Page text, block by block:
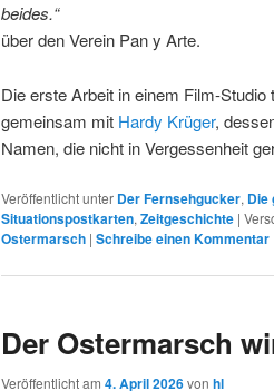
beides.“
über den Verein Pan y Arte.
Die erste Arbeit in einem Film-
gemeinsam mit Hardy Krüger,
Namen, die nicht in Vergessenheit
Veröffentlicht unter Der Fernsehgucker, Die
Situationspostkarten, Zeitgeschichte |
Ostermarsch | Schreibe einen Kommentar
Der Ostermarsch
Veröffentlicht am 4. April 2026von hl